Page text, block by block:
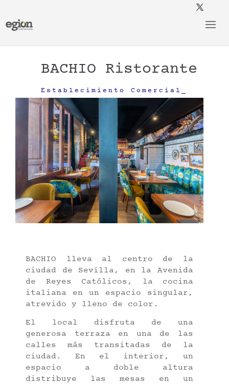
BACHIO Ristorante
Establecimiento Comercial_
BACHIO lleva al centro de la
ciudad de Sevilla, en la Avenida
de Reyes Católicos, la cocina
italiana en un espacio singular,
atrevido y lleno de color.
El local disfruta de una
generosa terraza en una de las
calles más transitadas de la
ciudad. En el interior, un
espacio a doble altura
distribuye las mesas en un